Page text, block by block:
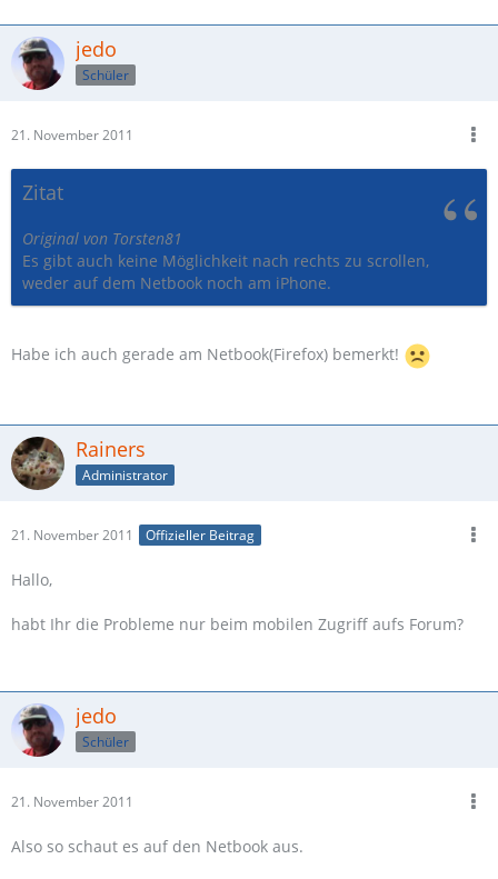
jedo
Schüler
21. November 2011
Zitat
Original von Torsten81
Es gibt auch keine Möglichkeit nach rechts zu scrollen,
weder auf dem Netbook noch am iPhone.
Habe ich auch gerade am Netbook(Firefox) bemerkt!
Rainers
Administrator
21. November 2011 Offizieller Beitrag
Hallo,
habt Ihr die Probleme nur beim mobilen Zugriff aufs Forum?
jedo
Schüler
21. November 2011
Also so schaut es auf den Netbook aus.